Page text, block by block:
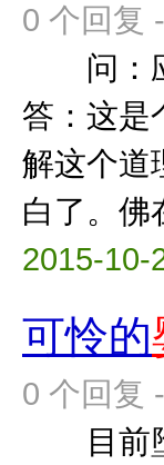
0 个回复
问：应
答：这是
解这个道
白了。佛
2015-10-
可怜的
0 个回复
目前堕